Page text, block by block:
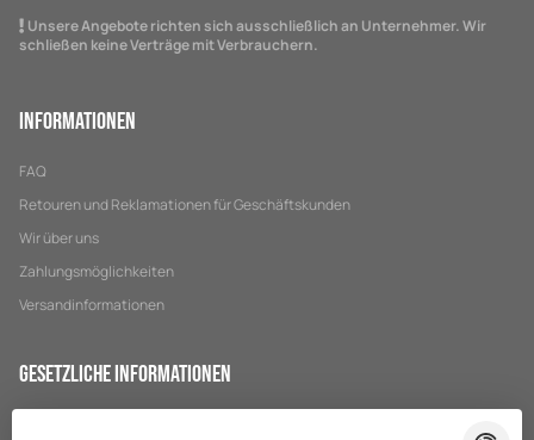
Unsere Angebote richten sich ausschließlich an Unternehmer. Wir
schließen keine Verträge mit Verbrauchern.
Informationen
FAQ
Retouren und Reklamationen für Geschäftskunden
Wir über uns
Zahlungsmöglichkeiten
Versandinformationen
Gesetzliche Informationen